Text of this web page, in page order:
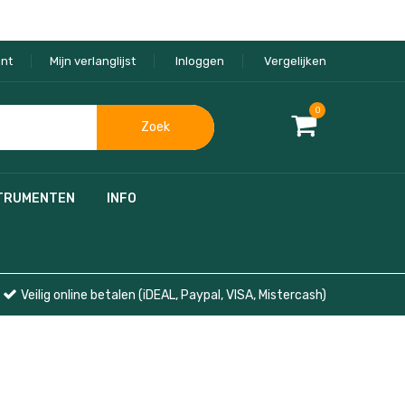
Mijn verlanglijst Inloggen Vergelijken
0
Zoek
INFO
Veilig online betalen (iDEAL, Paypal, VISA, Mistercash)